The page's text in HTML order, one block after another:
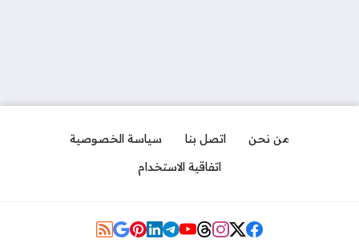
من نحن اتصل بنا
سياسة الخصوصية
اتفاقية الاستخدام
Social Links